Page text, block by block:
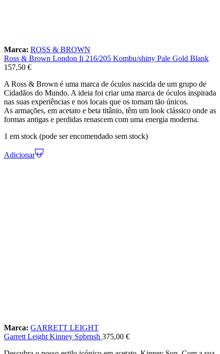
Marca: ROSS & BROWN
Ross & Brown London Ii 216/205 Kombu/shiny Pale Gold Blank
157,50 €
A Ross & Brown é uma marca de óculos nascida de um grupo de
Cidadãos do Mundo. A ideia foi criar uma marca de óculos inspirada
nas suas experiências e nos locais que os tornam tão únicos.
As armações, em acetato e beta titânio, têm um look clássico onde as
formas antigas e perdidas renascem com uma energia moderna.
1 em stock (pode ser encomendado sem stock)
Adicionar
Marca: GARRETT LEIGHT
Garrett Leight Kinney Spbrnsh 375,00 €